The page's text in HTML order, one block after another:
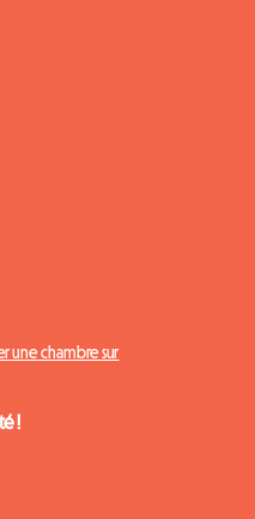
une chambre sur
!